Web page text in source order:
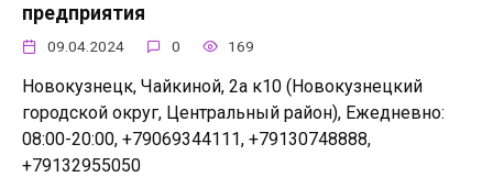
предприятия
09.04.2024 0 169
Новокузнецк, Чайкиной, 2а к10 (Новокузнецкий
городской округ, Центральный район), Ежедневно:
08:00-20:00, +79069344111, +79130748888,
+79132955050